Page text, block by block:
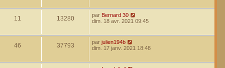
11 13280 par Bernard 30
dim. 18 avr. 2021 09:45
46 37793 par julien194b
dim. 17 janv. 2021 18:48